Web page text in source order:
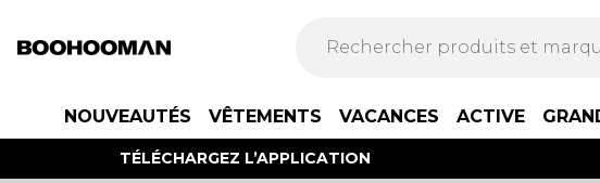
NOUVEAUTÉS VÊTEMENTS VACANCES ACTIVE
TÉLÉCHARGEZ L’APPLICATION